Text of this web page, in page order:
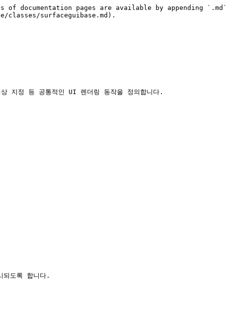
documentation pages are available by appending `.md`
classes/surfaceguibase.md).
지정 등 공통적인 UI 렌더링 동작을 정의합니다.
도록 합니다.